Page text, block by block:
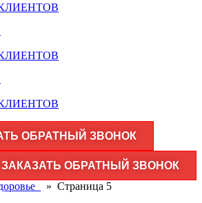
ОБРАТНЫЙ ЗВОНОК
ЗАКАЗАТЬ ОБРАТНЫЙ ЗВОНОК
» Страница 5